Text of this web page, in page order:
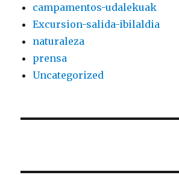
campamentos-udalekuak
Excursion-salida-ibilaldia
naturaleza
prensa
Uncategorized